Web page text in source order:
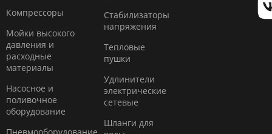
Компресcоры
Мойки высокого
давления и
расходные
материалы
Насосное и
поливочное
оборудование
Стабилизаторы
напряжения
Тепловые
пушки
Удлинители
электрические
сетевые
Шланги для